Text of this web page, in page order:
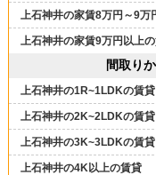
上石神井の家賃8万円～9万
上石神井の家賃9万円以上
間取り
上石神井の1R~1LDKの賃貸
上石神井の2K~2LDKの賃貸
上石神井の3K~3LDKの賃貸
上石神井の4K以上の賃貸